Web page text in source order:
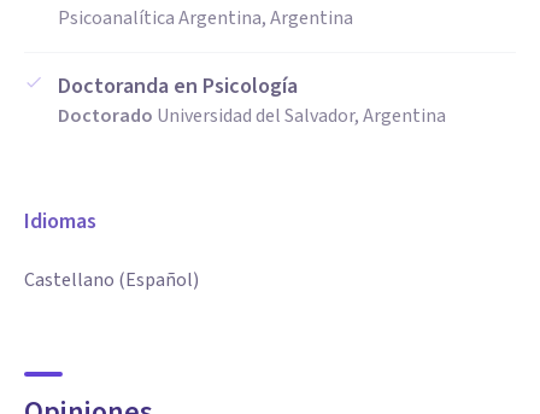
Psicoanalítica Argentina, Argentina
Doctoranda en Psicología
Doctorado Universidad del Salvador, Argentina
Idiomas
Castellano (Español)